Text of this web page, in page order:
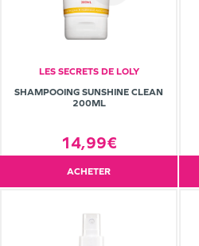
LES SECRETS DE LOLY
SHAMPOOING SUNSHINE CLEAN
200ML
14,99€
ACHETER